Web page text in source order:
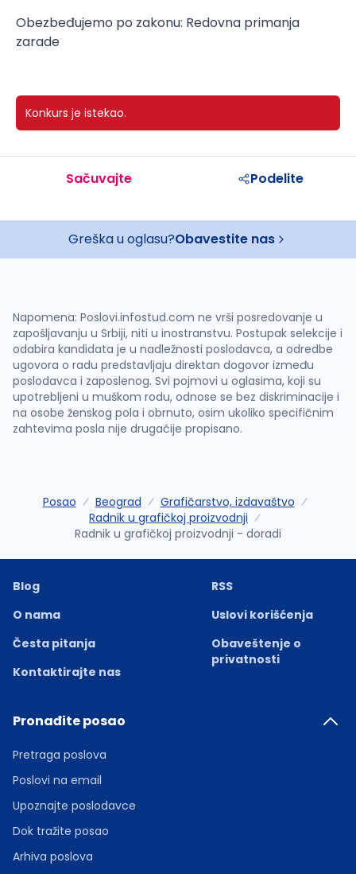
Obezbeđujemo po zakonu: Redovna primanja
zarade
Konkurs je istekao.
Sačuvajte Podelite
Greška u oglasu?Obavestite nas
Napomena: Poslovi.infostud.com ne vrši posredovanje u
zapošljavanju u Srbiji, niti u inostranstvu. Postupak selekcije i
odabira kandidata je u nadležnosti poslodavca, a odredbe
ugovora o radu predstavljaju direktan dogovor između
poslodavca i zaposlenog. Svi pojmovi u oglasima, koji su
upotrebljeni u muškom rodu, odnose se bez diskriminacije i
na osobe ženskog pola i obrnuto, osim ukoliko specifičnim
zahtevima posla nije drugačije propisano.
Posao Beograd
Grafičarstvo, izdavaštvo
Radnik u grafičkoj proizvodnji
Radnik u grafičkoj proizvodnji - doradi
Blog
O nama
Česta pitanja
Kontaktirajte nas
RSS
Uslovi korišćenja
Obaveštenje o
privatnosti
Pronađite posao
Pretraga poslova
Poslovi na email
Upoznajte poslodavce
Dok tražite posao
Arhiva poslova